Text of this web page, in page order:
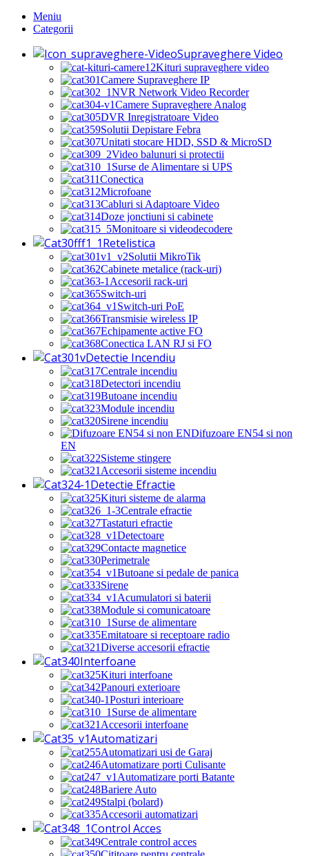
Meniu
Categorii
Supraveghere Video
Kituri supraveghere video
Camere Supraveghere IP
NVR Network Video Recorder
Camere Supraveghere Analog
DVR Inregistratoare Video
Solutii Depistare Febra
Unitati stocare HDD, SSD & MicroSD
Video balunuri si protectii
Surse de Alimentare si UPS
Conectica
Microfoane
Cabluri si Adaptoare Video
Doze jonctiuni si cabinete
Monitoare si videodecodere
Retelistica
Solutii MikroTik
Cabinete metalice (rack-uri)
Accesorii rack-uri
Switch-uri
Switch-uri PoE
Transmisie wireless IP
Echipamente active FO
Conectica LAN RJ si FO
Detectie Incendiu
Centrale incendiu
Detectori incendiu
Butoane incendiu
Module incendiu
Sirene incendiu
Difuzoare EN54 si non
EN
Sisteme stingere
Accesorii sisteme incendiu
Detectie Efractie
Kituri sisteme de alarma
Centrale efractie
Tastaturi efractie
Detectoare
Contacte magnetice
Perimetrale
Butoane si pedale de panica
Sirene
Acumulatori si baterii
Module si comunicatoare
Surse de alimentare
Emitatoare si receptoare radio
Diverse accesorii efractie
Interfoane
Kituri interfoane
Panouri exterioare
Posturi interioare
Surse de alimentare
Accesorii interfoane
Automatizari
Automatizari usi de Garaj
Automatizare porti Culisante
Automatizare porti Batante
Bariere Auto
Stalpi (bolard)
Accesorii automatizari
Control Acces
Centrale control acces